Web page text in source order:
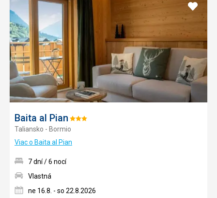
Baita al Pian Hodnotenie:
3/5
Taliansko - Bormio
Viac o Baita al Pian
Pridať
7 dní / 6 nocí
Vlastná
ne 16.8. - so 22.8.2026